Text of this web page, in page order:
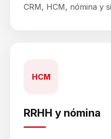
CRM, HCM, nómina y
HCM
RRHH y nómina